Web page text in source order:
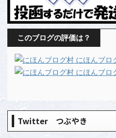
このブログの評価は？
Twitter つぶやき